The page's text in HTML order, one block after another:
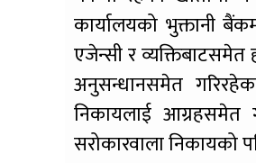
कार्यालयको भुक्तानी
एजेन्सी र
अनुसन्धानसमेत
निकायलाई आग्रहसमेत
सरोकारवाला निकायको